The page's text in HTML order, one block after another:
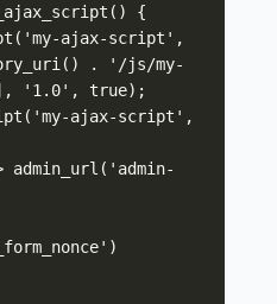
{
. '/js/my-
'1.0', true);